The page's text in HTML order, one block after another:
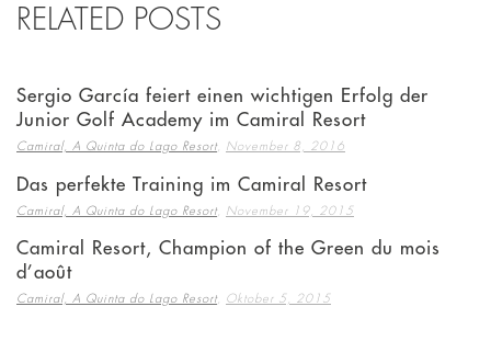
RELATED POSTS
Sergio García feiert einen wichtigen Erfolg der
Junior Golf Academy im Camiral Resort
Camiral, A Quinta do Lago Resort, November 8, 2016
Das perfekte Training im Camiral Resort
Camiral, A Quinta do Lago Resort, November 19, 2015
Camiral Resort, Champion of the Green du mois
d’août
Camiral, A Quinta do Lago Resort, Oktober 5, 2015